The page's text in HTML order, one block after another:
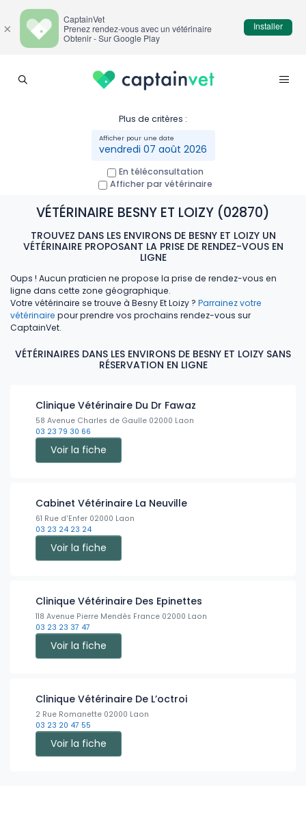
Plus de critères :
vendredi 07 août 2026
En téléconsultation
Afficher par vétérinaire
VÉTÉRINAIRE BESNY ET LOIZY (02870)
TROUVEZ DANS LES ENVIRONS DE BESNY ET LOIZY UN
VÉTÉRINAIRE PROPOSANT LA PRISE DE RENDEZ-VOUS EN
LIGNE
Oups ! Aucun praticien ne propose la prise de rendez-vous en
ligne dans cette zone géographique.
Votre vétérinaire se trouve à Besny Et Loizy ? Parrainez votre
vétérinaire pour prendre vos prochains rendez-vous sur
CaptainVet.
VÉTÉRINAIRES DANS LES ENVIRONS DE BESNY ET LOIZY SANS
RÉSERVATION EN LIGNE
Clinique Vétérinaire Du Dr Fawaz
58 Avenue Charles de Gaulle 02000 Laon
03 23 79 30 66
Voir la fiche
Cabinet Vétérinaire La Neuville
61 Rue d'Enfer 02000 Laon
03 23 24 23 24
Voir la fiche
Clinique Vétérinaire Des Epinettes
118 Avenue Pierre Mendès France 02000 Laon
03 23 23 37 47
Voir la fiche
Clinique Vétérinaire De L’octroi
2 Rue Romanette 02000 Laon
03 23 20 47 55
Voir la fiche
×
CaptainVet
Prenez rendez-vous avec un vétérinaire
Obtenir - Sur Google Play
Installer